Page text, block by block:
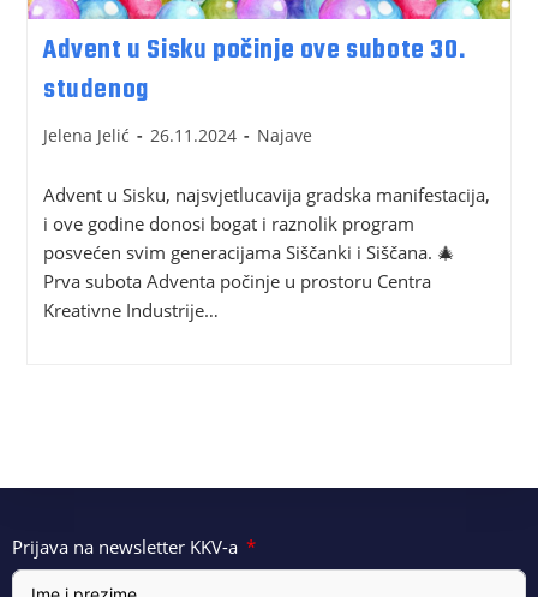
Advent u Sisku počinje ove subote 30.
studenog
Jelena Jelić 26.11.2024 Najave
Advent u Sisku, najsvjetlucavija gradska manifestacija,
i ove godine donosi bogat i raznolik program
posvećen svim generacijama Siščanki i Siščana. 🎄
Prva subota Adventa počinje u prostoru Centra
Kreativne Industrije…
Prijava na newsletter KKV-a